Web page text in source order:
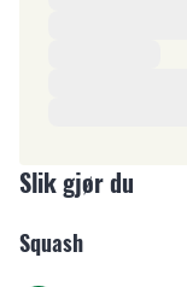
Slik gjør du
Squash